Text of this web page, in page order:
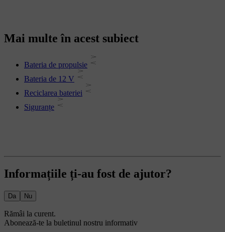
Mai multe în acest subiect
Bateria de propulsie
Bateria de 12 V
Reciclarea bateriei
Siguranțe
Informațiile ți-au fost de ajutor?
Da Nu